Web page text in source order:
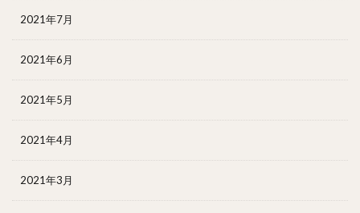
2021年7月
2021年6月
2021年5月
2021年4月
2021年3月